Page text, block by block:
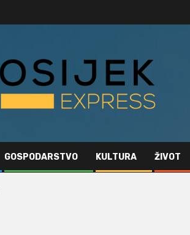
GOSPODARSTVO KULTURA ŽIVOT